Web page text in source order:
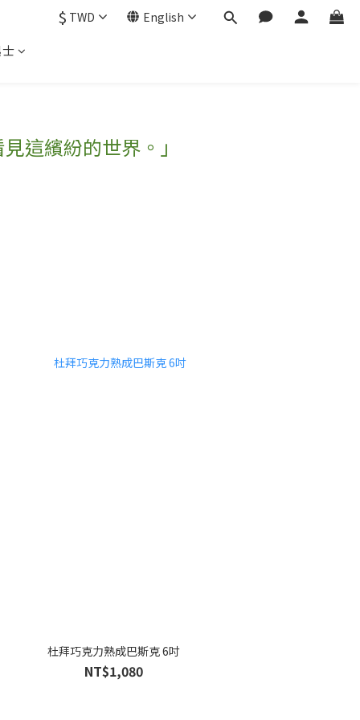
$ TWD English
這繽紛的世界。」
杜拜巧克力熟成巴斯克 6吋
NT$1,080